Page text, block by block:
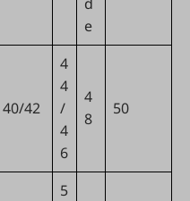
e
40/42
4
4
/
4
6
4
8
50
5